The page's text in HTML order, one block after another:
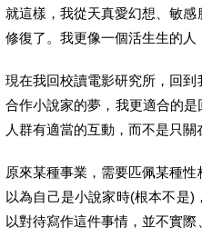
就這樣，我從天真愛幻想、敏
修復了。我更像一個活生生的人
現在我回校讀電影研究所，回
合作小說家的夢，我更適合的
人群有適當的互動，而不是只關
原來某種事業，需要匹佩某種
以為自己是小說家時(根本不是
以對待寫作這件事情，並不實